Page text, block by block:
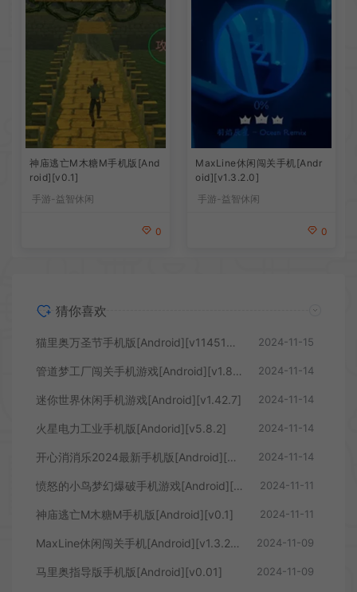
神庙逃亡M木糖M手机版[And
roid][v0.1]
手游-益智休闲
0
MaxLine休闲闯关手机[Andr
oid][v1.3.2.0]
手游-益智休闲
0
猜你喜欢
猫里奥万圣节手机版[Android][v114514.1919810] 2024-11-15
管道梦工厂闯关手机游戏[Android][v1.8.1] 2024-11-14
迷你世界休闲手机游戏[Android][v1.42.7] 2024-11-14
火星电力工业手机版[Andorid][v5.8.2] 2024-11-14
开心消消乐2024最新手机版[Android][v1.139] 2024-11-14
愤怒的小鸟梦幻爆破手机游戏[Android][v1.73.0] 2024-11-11
神庙逃亡M木糖M手机版[Android][v0.1] 2024-11-11
MaxLine休闲闯关手机[Android][v1.3.2.0] 2024-11-09
马里奥指导版手机版[Android][v0.01] 2024-11-09